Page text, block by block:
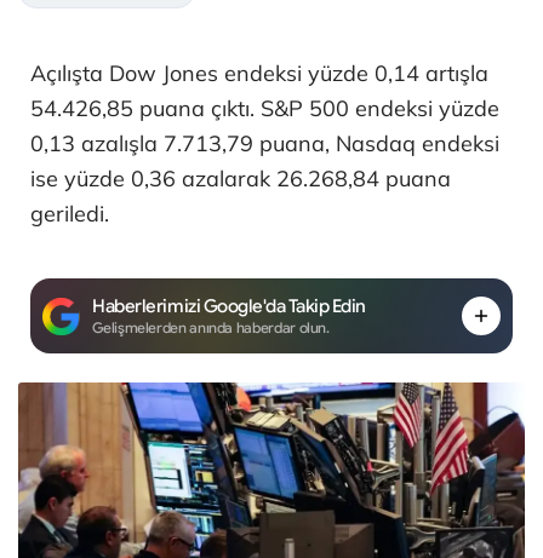
Açılışta Dow Jones endeksi yüzde 0,14 artışla
54.426,85 puana çıktı. S&P 500 endeksi yüzde
0,13 azalışla 7.713,79 puana, Nasdaq endeksi
ise yüzde 0,36 azalarak 26.268,84 puana
geriledi.
Haberlerimizi Google'da Takip Edin
Gelişmelerden anında haberdar olun.